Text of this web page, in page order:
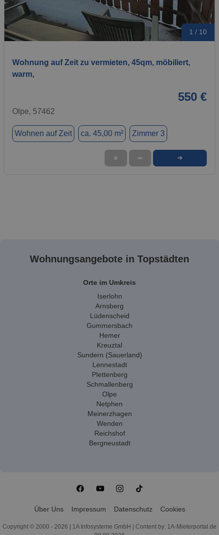
1 / 10
Wohnung auf Zeit zu vermieten, 45qm, möbiliert,
warm,
550 €
Olpe, 57462
Wohnen auf Zeit ca. 45,00 m² Zimmer 3
★ ➦ ➜
Wohnungsangebote in Topstädten
Orte im Umkreis
Iserlohn
Arnsberg
Lüdenscheid
Gummersbach
Hemer
Kreuztal
Sundern (Sauerland)
Lennestadt
Plettenberg
Schmallenberg
Olpe
Netphen
Meinerzhagen
Wenden
Reichshof
Bergneustadt
Über Uns Impressum Datenschutz Cookies
Copyright © 2000 - 2026 | 1A Infosysteme GmbH | Content by: 1A-Mieterportal.de